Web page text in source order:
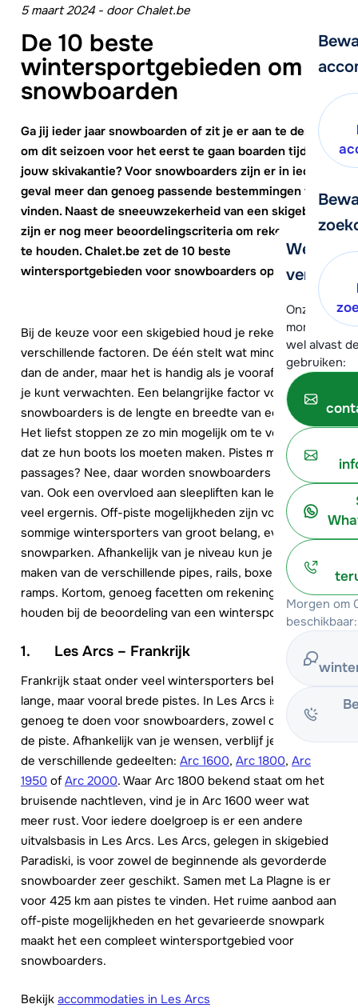
We
verder!
Onze
moment
wel alvast
gebruiken:
Morgen om
beschikbaar:
5 maart 2024 - doorChalet.be
De 10 beste
wintersportgebieden om te
snowboarden
Ga jij ieder jaar snowboarden of zit je er aan te denken
om dit seizoen voor het eerst te gaan boarden tijdens
jouw skivakantie? Voor snowboarders zijn er in ieder
geval meer dan genoeg passende bestemmingen te
vinden. Naast de sneeuwzekerheid van een skigebied
zijn er nog meer beoordelingscriteria om rekening mee
te houden. Chalet.be zet de 10 beste
wintersportgebieden voor snowboarders op een rijtje.
Bij de keuze voor een skigebied houd je rekening met
verschillende factoren. De één stelt wat minder eisen
dan de ander, maar het is handig als je vooraf weet wat
je kunt verwachten. Een belangrijke factor voor
snowboarders is de lengte en breedte van een piste.
Het liefst stoppen ze zo min mogelijk om te voorkomen
dat ze hun boots los moeten maken. Pistes met vlakke
passages? Nee, daar worden snowboarders niet blij
van. Ook een overvloed aan sleepliften kan leiden tot
veel ergernis. Off-piste mogelijkheden zijn voor
sommige wintersporters van groot belang, evenals
snowparken. Afhankelijk van je niveau kun je gebruik
maken van de verschillende pipes, rails, boxen en
ramps. Kortom, genoeg facetten om rekening mee te
houden bij de beoordeling van een wintersportgebied.
1. Les Arcs – Frankrijk
Frankrijk staat onder veel wintersporters bekend om de
lange, maar vooral brede pistes. In Les Arcs is er
genoeg te doen voor snowboarders, zowel op als naast
de piste. Afhankelijk van je wensen, verblijf je in één van
de verschillende gedeelten: Arc 1600, Arc 1800, Arc
1950 ofArc 2000. Waar Arc 1800 bekend staat om het
bruisende nachtleven, vind je in Arc 1600 weer wat
meer rust. Voor iedere doelgroep is er een andere
uitvalsbasis in Les Arcs. Les Arcs, gelegen in skigebied
Paradiski, is voor zowel de beginnende als gevorderde
snowboarder zeer geschikt. Samen met La Plagne is er
voor 425 km aan pistes te vinden. Het ruime aanbod aan
off-piste mogelijkheden en het gevarieerde snowpark
maakt het een compleet wintersportgebied voor
snowboarders.
Bekijk accommodaties in Les Arcs